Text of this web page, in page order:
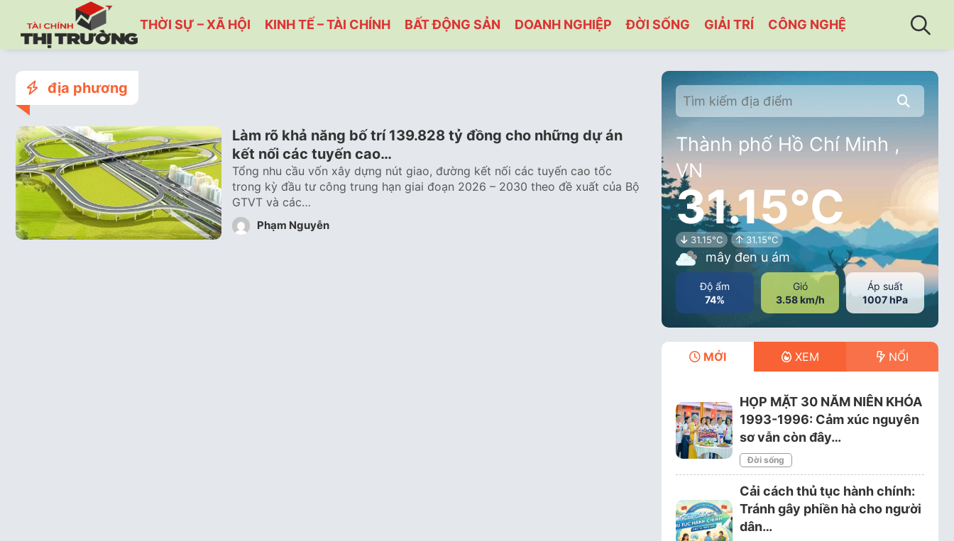
THỜI SỰ – XÃ HỘI KINH TẾ – TÀI CHÍNH BẤT ĐỘNG SẢN DOANH NGHIỆP ĐỜI SỐNG GIẢI TRÍ CÔNG NGHỆ
địa phương
Làm rõ khả năng bố trí 139.828 tỷ đồng cho những dự án
kết nối các tuyến cao…
Tổng nhu cầu vốn xây dựng nút giao, đường kết nối các tuyến cao tốc
trong kỳ đầu tư công trung hạn giai đoạn 2026 – 2030 theo đề xuất của Bộ
GTVT và các…
Phạm Nguyễn
Thành phố Hồ Chí Minh ,
VN
31.15°C
31.15°C 31.15°C
mây đen u ám
Độ ẩm
74%
Gió
3.58 km/h
Áp suất
1007 hPa
MỚI XEM NỔI
HỌP MẶT 30 NĂM NIÊN KHÓA
1993-1996: Cảm xúc nguyên
sơ vẫn còn đây…
Đời sống
Cải cách thủ tục hành chính:
Tránh gây phiền hà cho người
dân…